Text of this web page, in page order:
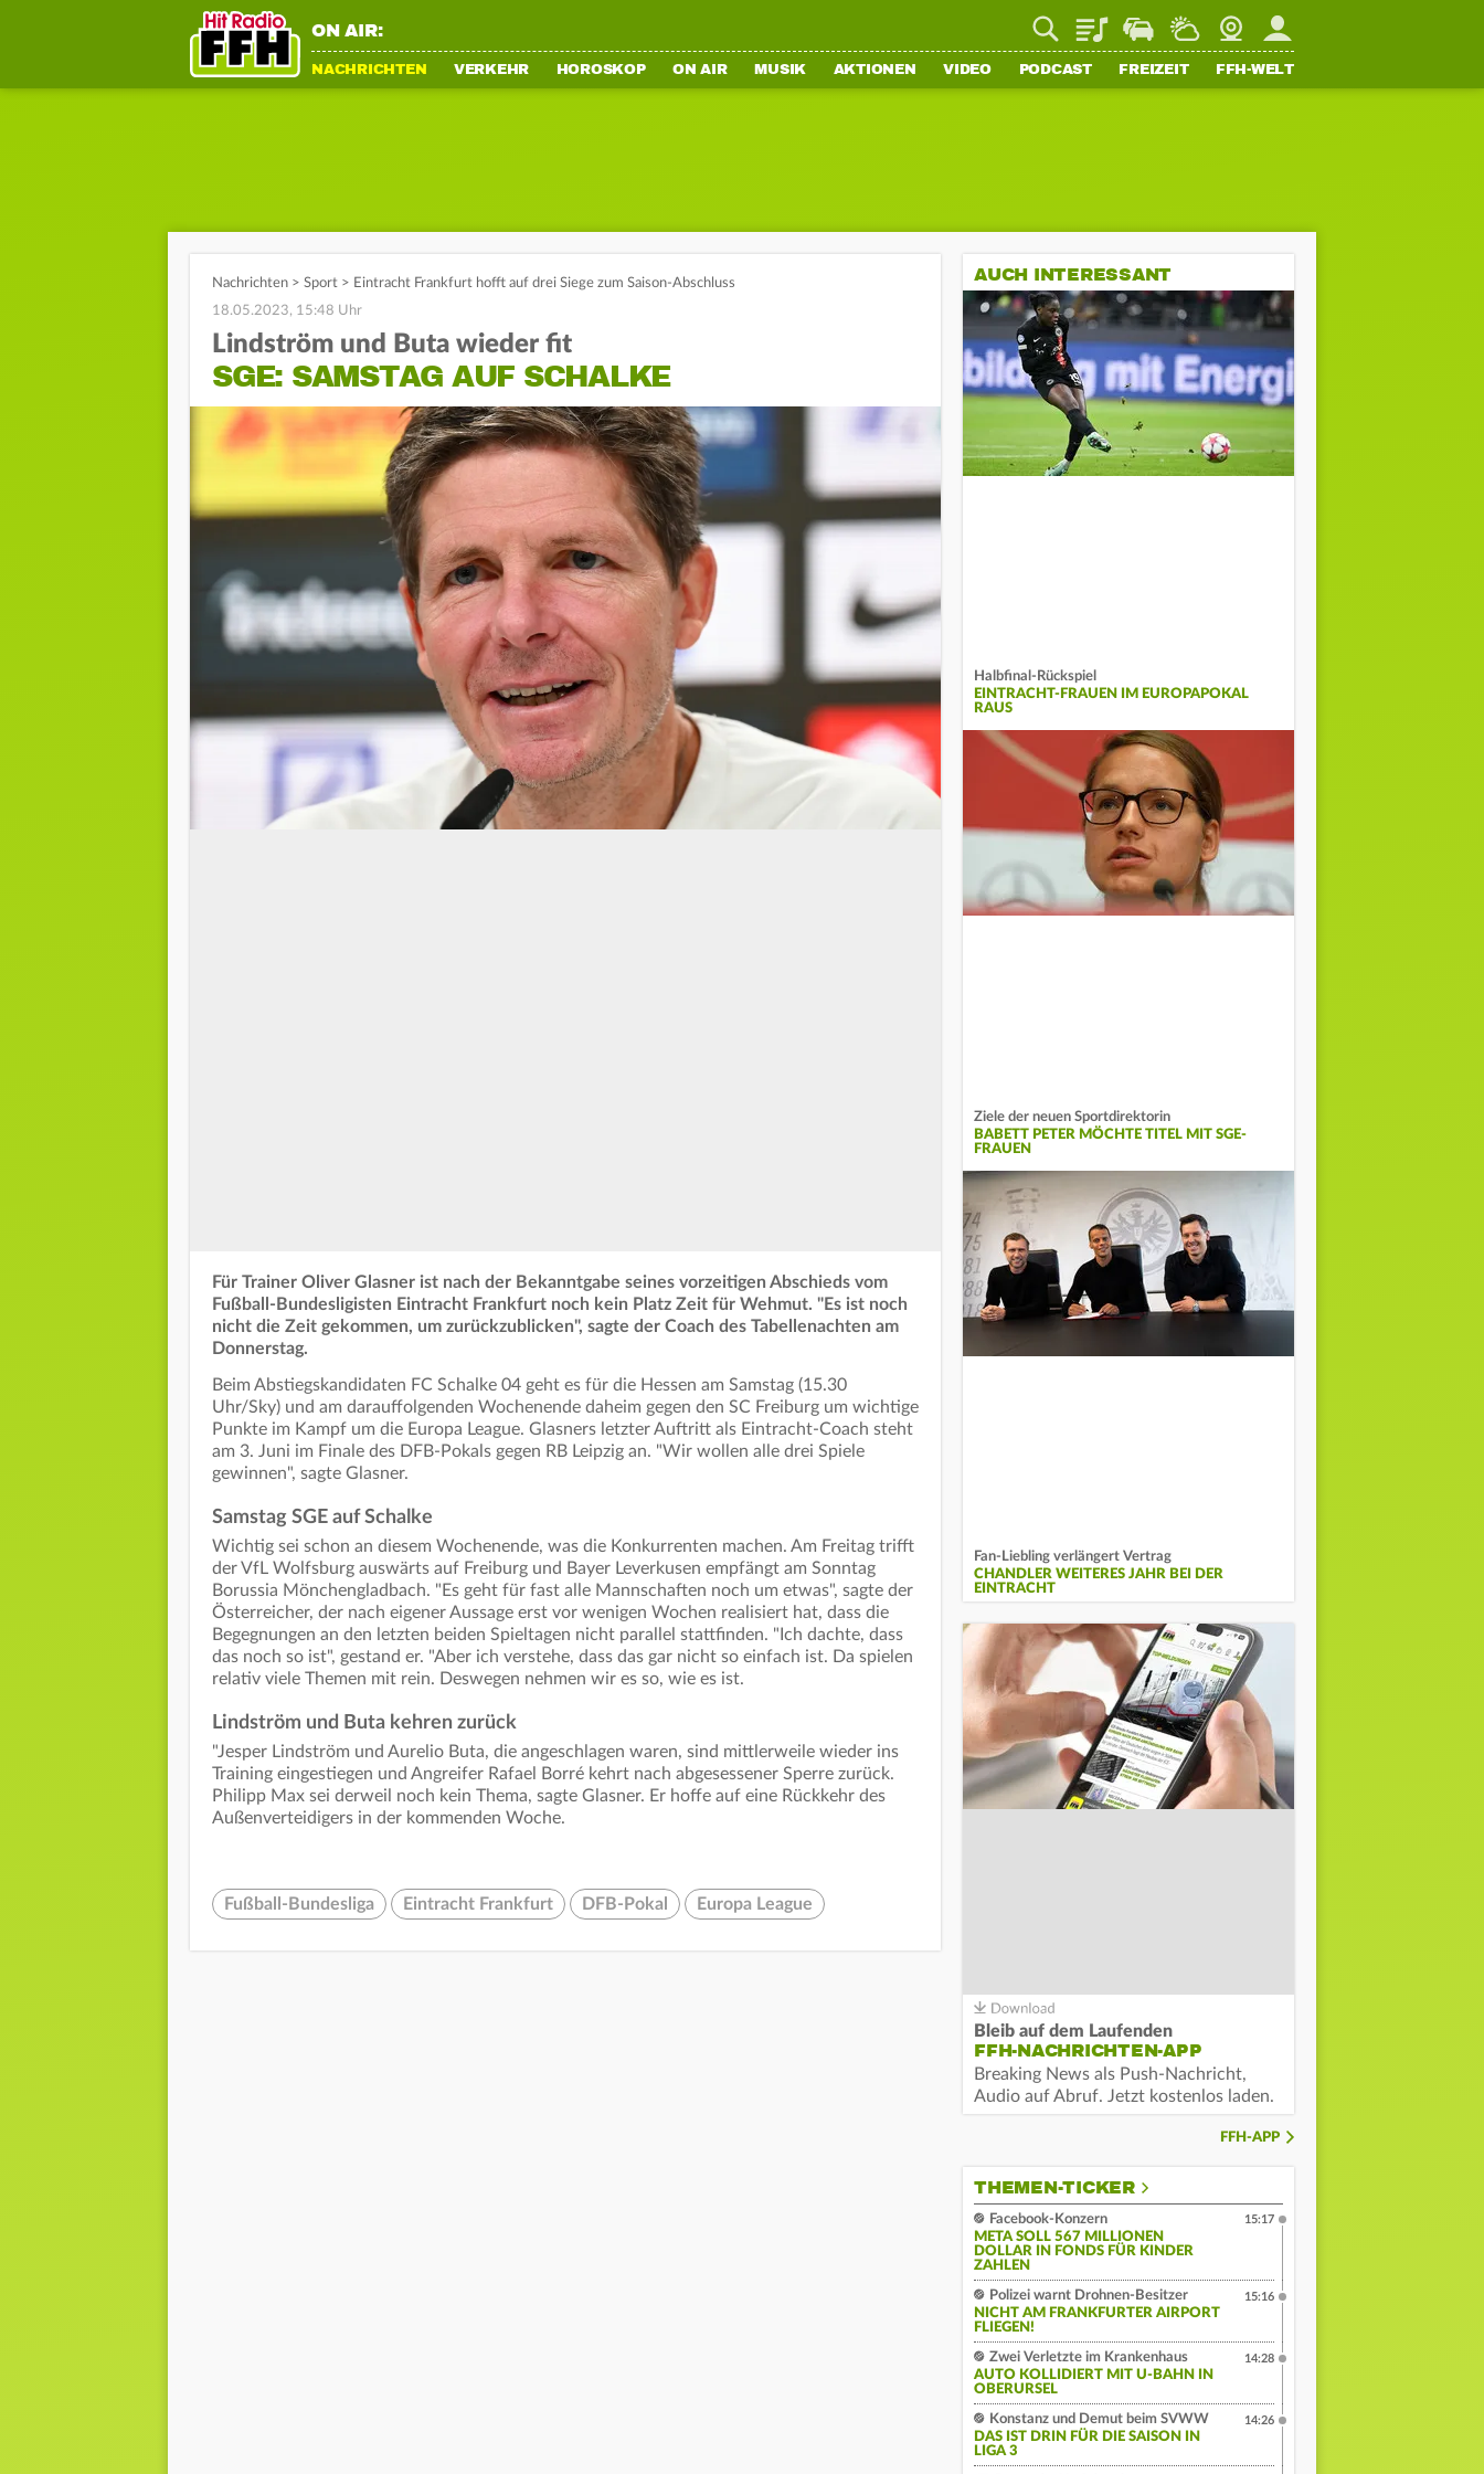
ON AIR: PlaylistStaupilotWetterWebcamMein FFH
NACHRICHTEN VERKEHR HOROSKOP ON AIR MUSIK AKTIONEN VIDEO PODCAST FREIZEIT FFH-WELT
Nachrichten > Sport > Eintracht Frankfurt hofft auf drei Siege zum Saison-Abschluss
18.05.2023, 15:48 Uhr
Lindström und Buta wieder fit
SGE: SAMSTAG AUF SCHALKE
Für Trainer Oliver Glasner ist nach der Bekanntgabe seines vorzeitigen Abschieds vom
Fußball-Bundesligisten Eintracht Frankfurt noch kein Platz Zeit für Wehmut. "Es ist noch
nicht die Zeit gekommen, um zurückzublicken", sagte der Coach des Tabellenachten am
Donnerstag.
Beim Abstiegskandidaten FC Schalke 04 geht es für die Hessen am Samstag (15.30
Uhr/Sky) und am darauffolgenden Wochenende daheim gegen den SC Freiburg um wichtige
Punkte im Kampf um die Europa League. Glasners letzter Auftritt als Eintracht-Coach steht
am 3. Juni im Finale des DFB-Pokals gegen RB Leipzig an. "Wir wollen alle drei Spiele
gewinnen", sagte Glasner.
Samstag SGE auf Schalke
Wichtig sei schon an diesem Wochenende, was die Konkurrenten machen. Am Freitag trifft
der VfL Wolfsburg auswärts auf Freiburg und Bayer Leverkusen empfängt am Sonntag
Borussia Mönchengladbach. "Es geht für fast alle Mannschaften noch um etwas", sagte der
Österreicher, der nach eigener Aussage erst vor wenigen Wochen realisiert hat, dass die
Begegnungen an den letzten beiden Spieltagen nicht parallel stattfinden. "Ich dachte, dass
das noch so ist", gestand er. "Aber ich verstehe, dass das gar nicht so einfach ist. Da spielen
relativ viele Themen mit rein. Deswegen nehmen wir es so, wie es ist.
Lindström und Buta kehren zurück
"Jesper Lindström und Aurelio Buta, die angeschlagen waren, sind mittlerweile wieder ins
Training eingestiegen und Angreifer Rafael Borré kehrt nach abgesessener Sperre zurück.
Philipp Max sei derweil noch kein Thema, sagte Glasner. Er hoffe auf eine Rückkehr des
Außenverteidigers in der kommenden Woche.
Fußball-Bundesliga Eintracht Frankfurt DFB-Pokal Europa League
AUCH INTERESSANT
Halbfinal-Rückspiel
EINTRACHT-FRAUEN IM EUROPAPOKAL
RAUS
Ziele der neuen Sportdirektorin
BABETT PETER MÖCHTE TITEL MIT SGE-
FRAUEN
Fan-Liebling verlängert Vertrag
CHANDLER WEITERES JAHR BEI DER
EINTRACHT
Bleib auf dem Laufenden
FFH-NACHRICHTEN-APP
Breaking News als Push-Nachricht,
Audio auf Abruf. Jetzt kostenlos laden.
FFH-APP
THEMEN-TICKER
Facebook-Konzern
META SOLL 567 MILLIONEN
DOLLAR IN FONDS FÜR KINDER
ZAHLEN
15:17
Polizei warnt Drohnen-Besitzer
NICHT AM FRANKFURTER AIRPORT
FLIEGEN!
15:16
Zwei Verletzte im Krankenhaus
AUTO KOLLIDIERT MIT U-BAHN IN
OBERURSEL
14:28
Konstanz und Demut beim SVWW
DAS IST DRIN FÜR DIE SAISON IN
LIGA 3
14:26